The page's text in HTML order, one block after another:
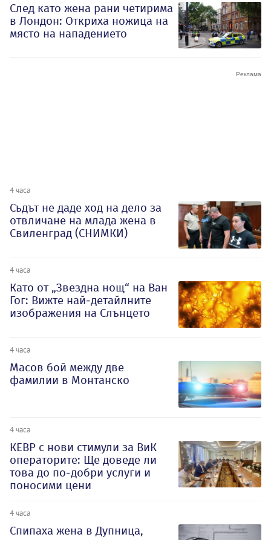
След като жена рани четирима
в Лондон: Откриха ножица на
място на нападението
4 часа
Съдът не даде ход на дело за
отвличане на млада жена в
Свиленград (СНИМКИ)
4 часа
Като от „Звездна нощ“ на Ван
Гог: Вижте най-детайлните
изображения на Слънцето
4 часа
Масов бой между две
фамилии в Монтанско
4 часа
КЕВР с нови стимули за ВиК
операторите: Ще доведе ли
това до по-добри услуги и
поносими цени
4 часа
Спипаха жена в Дупница,